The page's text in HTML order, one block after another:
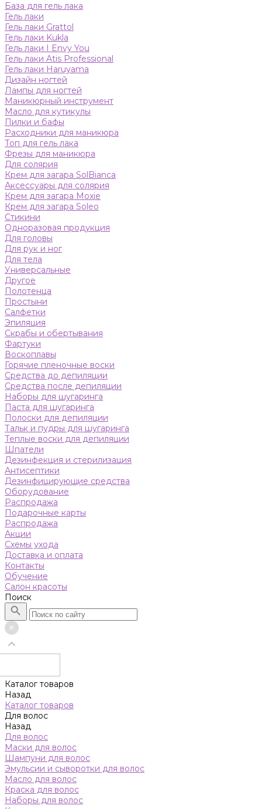
База для гель лака
Гель лаки
Гель лаки Grattol
Гель лаки Kukla
Гель лаки I Envy You
Гель лаки Atis Professional
Гель лаки Haruyama
Дизайн ногтей
Лампы для ногтей
Маникюрный инструмент
Масло для кутикулы
Пилки и бафы
Расходники для маникюра
Топ для гель лака
Фрезы для маникюра
Для солярия
Крем для загара SolBianca
Аксессуары для солярия
Крем для загара Moxie
Крем для загара Soleo
Стикини
Одноразовая продукция
Для головы
Для рук и ног
Для тела
Универсальные
Другое
Полотенца
Простыни
Салфетки
Эпиляция
Скрабы и обертывания
Фартуки
Воскоплавы
Горячие пленочные воски
Средства до депиляции
Средства после депиляции
Наборы для шугаринга
Паста для шугаринга
Полоски для депиляции
Тальк и пудры для шугаринга
Теплые воски для депиляции
Шпатели
Дезинфекция и стерилизация
Антисептики
Дезинфицирующие средства
Оборудование
Распродажа
Подарочные карты
Распродажа
Акции
Схемы ухода
Доставка и оплата
Контакты
Обучение
Салон красоты
Поиск
Каталог товаров
Назад
Каталог товаров
Для волос
Назад
Для волос
Маски для волос
Шампуни для волос
Эмульсии и сыворотки для волос
Масло для волос
Краска для волос
Наборы для волос